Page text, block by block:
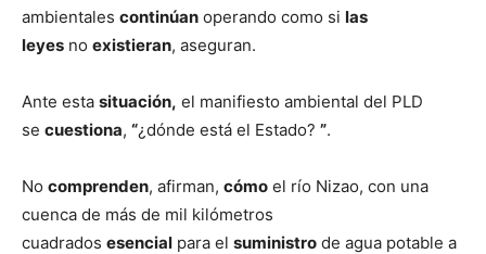
ambientales continúan operando como si las
leyes no existieran, aseguran.
Ante esta situación, el manifiesto ambiental del PLD
se cuestiona, “¿dónde está el Estado? ”.
No comprenden, afirman, cómo el río Nizao, con una
cuenca de más de mil kilómetros
cuadrados esencial para el suministro de agua potable a